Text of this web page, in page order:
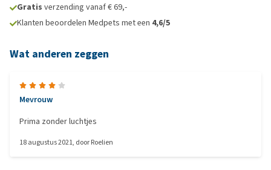
Gratis verzending vanaf € 69,-
Klanten beoordelen Medpets met een 4,6/5
Wat anderen zeggen
Mevrouw
Prima zonder luchtjes
18 augustus 2021, doorRoelien